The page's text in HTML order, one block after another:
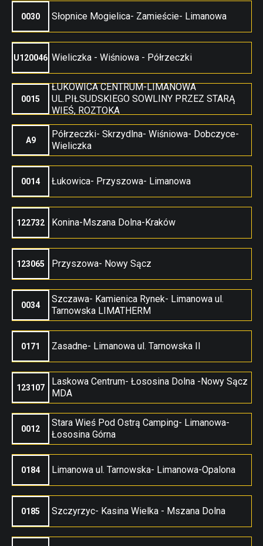
0030 Słopnice Mogielica- Zamieście- Limanowa
U120046 Wieliczka - Wiśniowa - Półrzeczki
0015
ŁUKOWICA CENTRUM-LIMANOWA
UL.PIŁSUDSKIEGO SOWLINY PRZEZ STARĄ
WIEŚ, ROZTOKA
A9
Półrzeczki- Skrzydlna- Wiśniowa- Dobczyce-
Wieliczka
0014 Łukowica- Przyszowa- Limanowa
122732 Konina-Mszana Dolna-Kraków
123065 Przyszowa- Nowy Sącz
0034
Szczawa- Kamienica Rynek- Limanowa ul.
Tarnowska LIMATHERM
0171 Zasadne- Limanowa ul. Tarnowska II
123107
Laskowa Centrum- Łososina Dolna -Nowy Sącz
MDA
0012
Stara Wieś Pod Ostrą Camping- Limanowa-
Łososina Górna
0184 Limanowa ul. Tarnowska- Limanowa-Opalona
0185 Szczyrzyc- Kasina Wielka - Mszana Dolna